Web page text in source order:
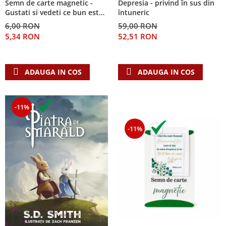
Despre afaceri
Dezvoltare personala
Leadership
Mediu
Semn de carte magnetic -
Gustati si vedeti ce bun este
Domnul!
6,00 RON
5,34 RON
ADAUGA IN COS
Depresia - privind în sus din
întuneric
59,00 RON
52,51 RON
ADAUGA IN COS
-11%
-11%